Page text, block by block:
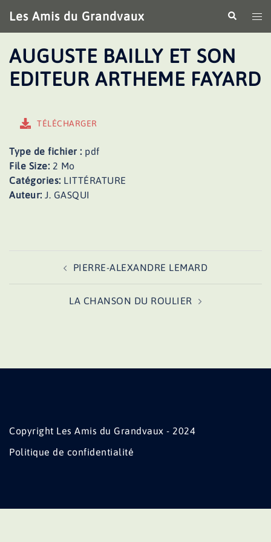
au
contenu
Les Amis du Grandvaux
le
AUGUSTE BAILLY ET SON
EDITEUR ARTHEME FAYARD
TÉLÉCHARGER
Type de fichier : pdf
File Size: 2 Mo
Catégories: LITTÉRATURE
Auteur: J. GASQUI
d’article
PIERRE-ALEXANDRE LEMARD
LA CHANSON DU ROULIER
Copyright Les Amis du Grandvaux - 2024
Politique de confidentialité